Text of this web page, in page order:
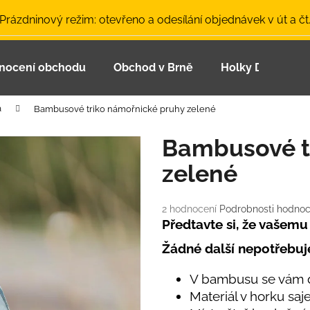
režim: otevřeno a odesílání objednávek v út a čt.
obchodu Obchod v Brně Holky Dupeťačky
Bambusové triko námořnické pruhy zelené
Průměrné
hodnocení
je
hvězdiček.
2 hodnocení Podrobnosti
Bambusové
zelené
Předtavte si, že
Žádné další
V bambusu se vám
Materiál v horku
Co potřebujete najít?
Doporučujeme
ČEPICE UV 30 SVĚTLE MODRÁ
BAMBUSOVÉ